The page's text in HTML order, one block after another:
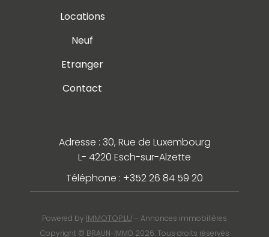
Locations
Neuf
Etranger
Contact
Adresse : 30, Rue de Luxembourg
L- 4220 Esch-sur-Alzette
Téléphone : +352 26 84 59 20
Powered by IMMOTOP.LU – Annonces immobilières
Copyright © BRAUN-IMMO 2026. Tous droits réservés